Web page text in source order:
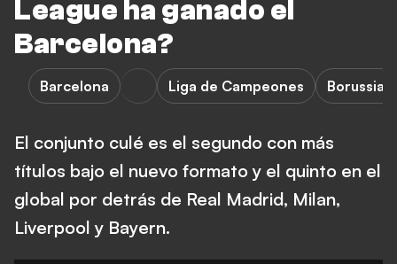
League ha ganado el
Barcelona?
Barcelona Liga de Campeones Borussia
El conjunto culé es el segundo con más
títulos bajo el nuevo formato y el quinto en el
global por detrás de Real Madrid, Milan,
Liverpool y Bayern.